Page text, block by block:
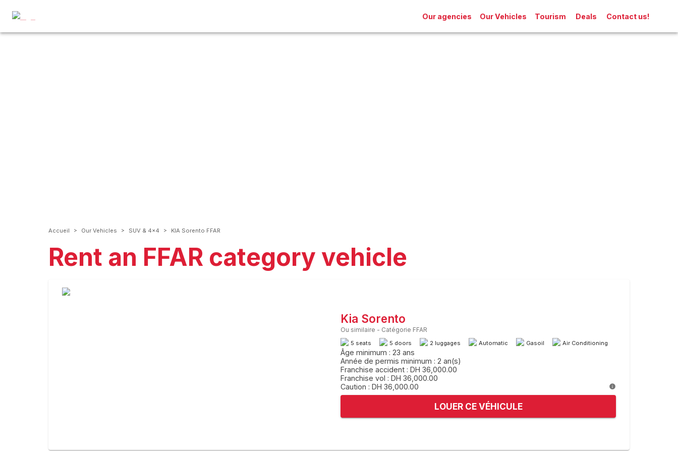
Our agencies Our Vehicles Tourism Deals Contact us!
Accueil > Our Vehicles > SUV & 4x4 > KIA Sorento FFAR
Rent an FFAR category vehicle
Kia Sorento
Ou similaire - Catégorie FFAR
5 seats 5 doors 2 luggages Automatic Gasoil Air Conditioning
Âge minimum : 23 ans
Année de permis minimum : 2 an(s)
Franchise accident : DH 36,000.00
Franchise vol : DH 36,000.00
Caution : DH 36,000.00
LOUER CE VÉHICULE